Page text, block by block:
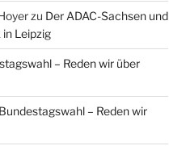
zu Der ADAC-Sachsen und
Leipzig
– Reden wir über
Bundestagswahl – Reden wir